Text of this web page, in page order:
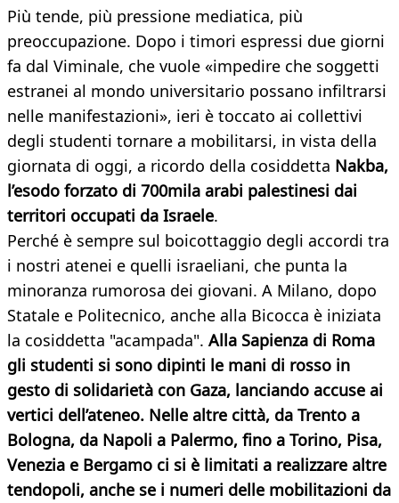
Più tende, più pressione mediatica, più
preoccupazione. Dopo i timori espressi due giorni
fa dal Viminale, che vuole «impedire che soggetti
estranei al mondo universitario possano infiltrarsi
nelle manifestazioni», ieri è toccato ai collettivi
degli studenti tornare a mobilitarsi, in vista della
giornata di oggi, a ricordo della cosiddetta Nakba,
l’esodo forzato di 700mila arabi palestinesi dai
territori occupati da Israele.
Perché è sempre sul boicottaggio degli accordi tra
i nostri atenei e quelli israeliani, che punta la
minoranza rumorosa dei giovani. A Milano, dopo
Statale e Politecnico, anche alla Bicocca è iniziata
la cosiddetta "acampada". Alla Sapienza di Roma
gli studenti si sono dipinti le mani di rosso in
gesto di solidarietà con Gaza, lanciando accuse ai
vertici dell’ateneo. Nelle altre città, da Trento a
Bologna, da Napoli a Palermo, fino a Torino, Pisa,
Venezia e Bergamo ci si è limitati a realizzare altre
tendopoli, anche se i numeri delle mobilitazioni da